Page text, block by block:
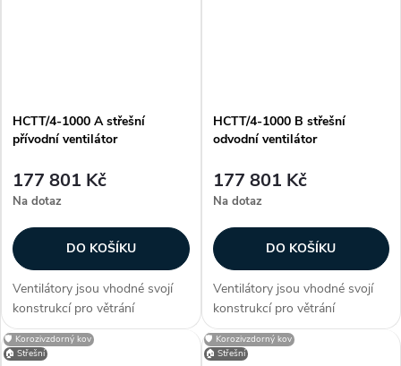
HCTT/4-1000 A střešní
přívodní ventilátor
177 801 Kč
Na dotaz
DO KOŠÍKU
Ventilátory jsou vhodné svojí
konstrukcí pro větrání
průmyslových hal, provozoven,
bazénů a skladů. Zákazníci
HCTT/4-1000 B střešní
odvodní ventilátor
177 801 Kč
Na dotaz
DO KOŠÍKU
Ventilátory jsou vhodné svojí
konstrukcí pro větrání
průmyslových hal, provozoven,
bazénů a skladů. Zákazníci
🛡️ Korozivzdorný kov
🏠 Střešní
🛡️ Korozivzdorný kov
🏠 Střešní